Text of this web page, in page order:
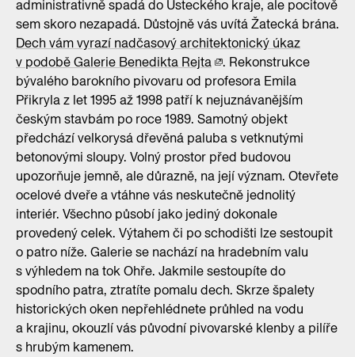
administrativně spadá do Ústeckého kraje, ale pocitově
sem skoro nezapadá. Důstojně vás uvítá Žatecká brána.
Dech vám vyrazí nadčasový architektonický úkaz
v podobě Galerie Benedikta Rejta
. Rekonstrukce
bývalého barokního pivovaru od profesora Emila
Přikryla z let 1995 až 1998 patří k nejuznávanějším
českým stavbám po roce 1989. Samotný objekt
předchází velkorysá dřevěná paluba s vetknutými
betonovými sloupy. Volný prostor před budovou
upozorňuje jemně, ale důrazně, na její význam. Otevřete
ocelové dveře a vtáhne vás neskutečně jednolitý
interiér. Všechno působí jako jediný dokonale
provedený celek. Výtahem či po schodišti lze sestoupit
o patro níže. Galerie se nachází na hradebním valu
s výhledem na tok Ohře. Jakmile sestoupíte do
spodního patra, ztratíte pomalu dech. Skrze špalety
historických oken nepřehlédnete průhled na vodu
a krajinu, okouzlí vás původní pivovarské klenby a pilíře
s hrubým kamenem.